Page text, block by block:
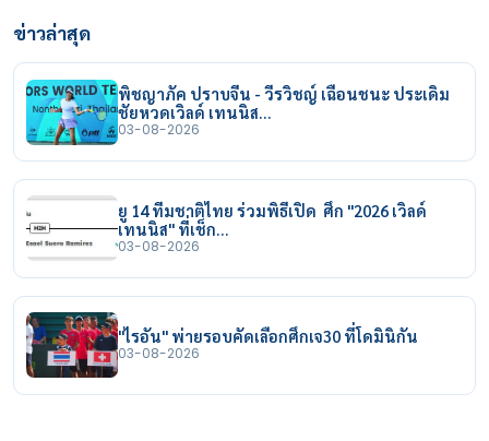
ข่าวล่าสุด
พิชญาภัค ปราบจีน - วีรวิชญ์ เฉือนชนะ ประเดิม
ชัยหวดเวิลด์ เทนนิส…
03-08-2026
ยู 14 ทีมชาติไทย ร่วมพิธีเปิด ศึก "2026 เวิลด์
เทนนิส" ที่เช็ก…
03-08-2026
"ไรอัน" พ่ายรอบคัดเลือกศึกเจ30 ที่โดมินิกัน
03-08-2026